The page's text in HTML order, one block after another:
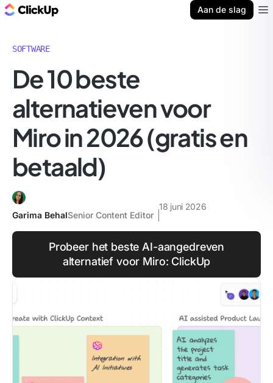
Aan de slag
SOFTWARE
De 10 beste
alternatieven voor
Miro in 2026 (gratis en
betaald)
Garima BehalSenior Content Editor
18 juni 2026
Probeer het beste AI-aangedreven
alternatief voor Miro: ClickUp